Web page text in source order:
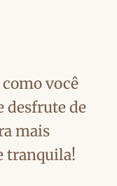
você
desfrute de
mais
tranquila!